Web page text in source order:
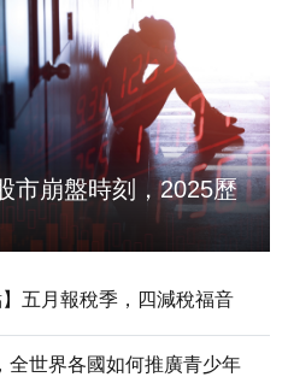
市崩盤時刻，2025歷
五月報稅季，四減稅福音
全世界各國如何推廣青少年